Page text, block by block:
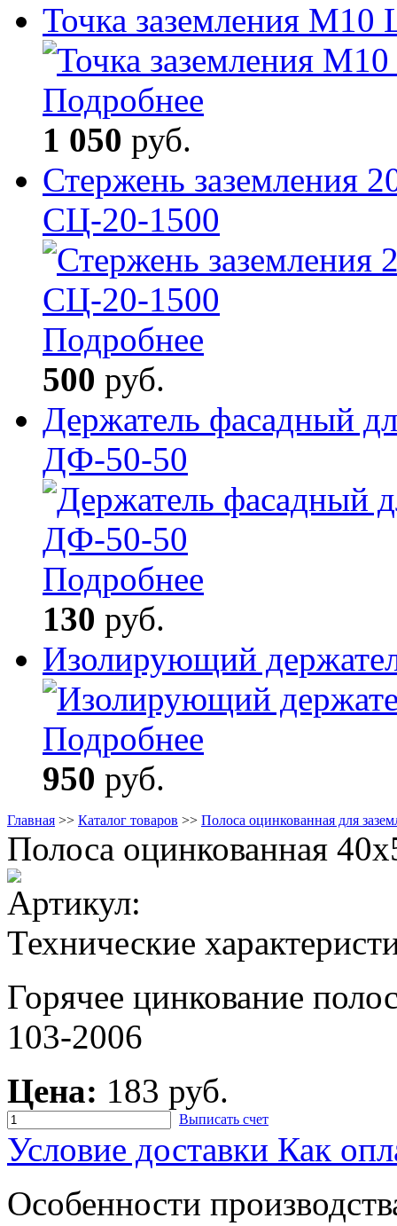
Точка заземления М10
Подробнее
1 050 руб.
Стержень заземления
СЦ-20-1500
Подробнее
500 руб.
Держатель фасадный
ДФ-50-50
Подробнее
130 руб.
Изолирующий
Подробнее
950 руб.
Главная >> Каталог товаров >> Полоса оцинкованная для
Полоса оцинкованная
Артикул:
Технические
Горячее цинкование
103-2006
Цена: 183 руб.
Выписать счет
Условие доставки Как
Особенности